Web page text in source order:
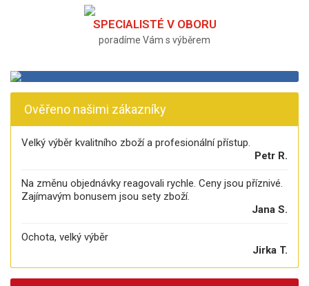
SPECIALISTÉ V OBORU
poradíme Vám s výběrem
Ověřeno našimi zákazníky
Velký výběr kvalitního zboží a profesionální přístup.
Petr R.
Na změnu objednávky reagovali rychle. Ceny jsou příznivé.
Zajímavým bonusem jsou sety zboží.
Jana S.
Ochota, velký výběr
Jirka T.